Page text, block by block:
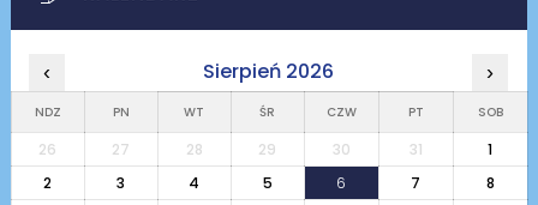
‹ Sierpień 2026 ›
NDZ PN WT ŚR CZW PT SOB
26 27 28 29 30 31
1
2
3 4 5 6 7
8